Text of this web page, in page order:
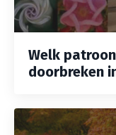
Welk
doorbreken